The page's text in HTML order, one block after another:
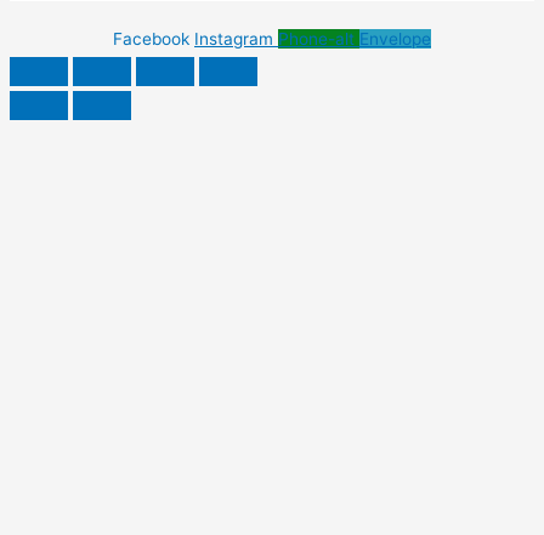
Facebook Instagram Phone-alt Envelope